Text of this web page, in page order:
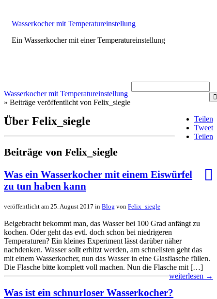
Wasserkocher mit Temperatureinstellung
Ein Wasserkocher mit einer Temperatureinstellung
Wasserkocher mit Temperatureinstellung
» Beiträge veröffentlicht von Felix_siegle
Teilen
Tweet
Teilen
Über Felix_siegle
Beiträge von Felix_siegle
Was ein Wasserkocher mit einem Eiswürfel
zu tun haben kann
veröffentlicht am 25. August 2017 in Blog von Felix_siegle
Beigebracht bekommt man, das Wasser bei 100 Grad anfängt zu
kochen. Oder geht das evtl. doch schon bei niedrigeren
Temperaturen? Ein kleines Experiment lässt darüber näher
nachdenken. Wasser sollt erhitzt werden, am schnellsten geht das
mit einem Wasserkocher, nun das Wasser in eine Glasflasche füllen.
Die Flasche bitte komplett voll machen. Nun die Flasche mit […]
weiterlesen →
Was ist ein schnurloser Wasserkocher?